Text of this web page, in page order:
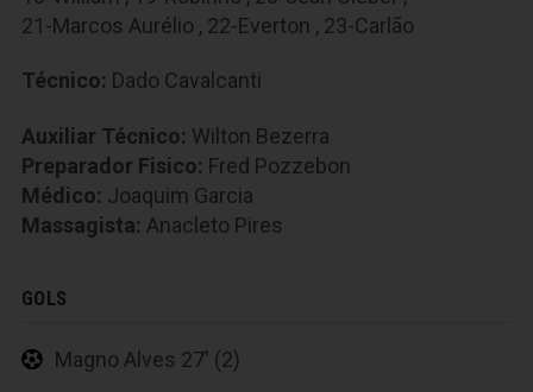
21-Marcos Aurélio , 22-Everton , 23-Carlão
Técnico: Dado Cavalcanti
Auxiliar Técnico: Wilton Bezerra
Preparador Fisico: Fred Pozzebon
Médico: Joaquim Garcia
Massagista: Anacleto Pires
GOLS
Magno Alves 27' (2)